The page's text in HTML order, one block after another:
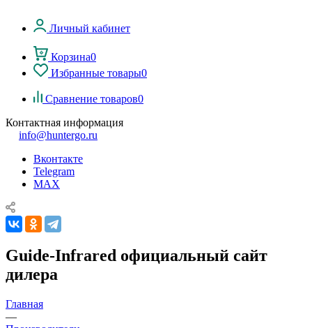
Личный кабинет
Корзина0
Избранные товары0
Сравнение товаров0
Контактная информация
info@huntergo.ru
Вконтакте
Telegram
MAX
Guide-Infrared официальный сайт
дилера
Главная
—